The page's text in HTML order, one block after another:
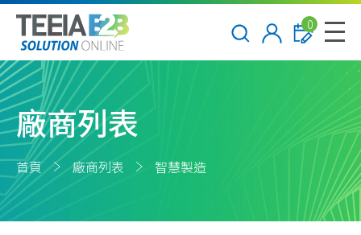
0
廠商列表
首頁 廠商列表 智慧製造